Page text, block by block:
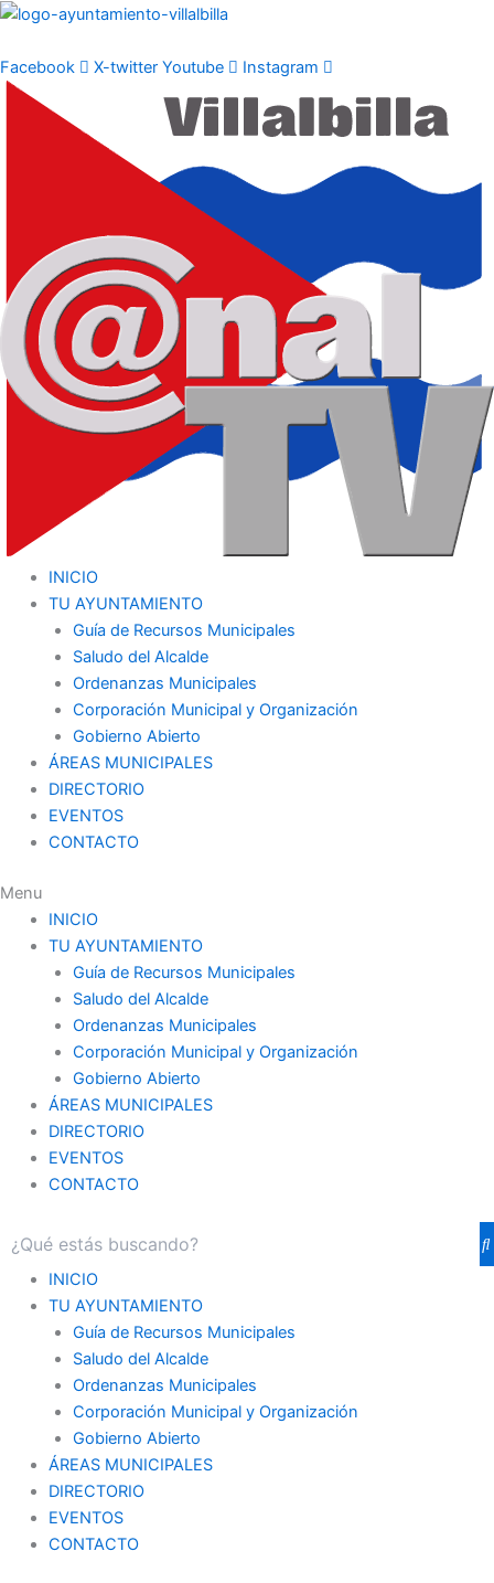
Ir
contenido
Facebook X-twitter Youtube Instagram
INICIO
TU AYUNTAMIENTO
Guía de Recursos Municipales
Saludo del Alcalde
Ordenanzas Municipales
Corporación Municipal y Organización
Gobierno Abierto
ÁREAS MUNICIPALES
DIRECTORIO
EVENTOS
CONTACTO
Menu
INICIO
TU AYUNTAMIENTO
Guía de Recursos Municipales
Saludo del Alcalde
Ordenanzas Municipales
Corporación Municipal y Organización
Gobierno Abierto
ÁREAS MUNICIPALES
DIRECTORIO
EVENTOS
CONTACTO
INICIO
TU AYUNTAMIENTO
Guía de Recursos Municipales
Saludo del Alcalde
Ordenanzas Municipales
Corporación Municipal y Organización
Gobierno Abierto
ÁREAS MUNICIPALES
DIRECTORIO
EVENTOS
CONTACTO